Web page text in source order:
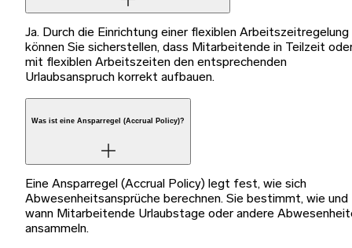
Ja. Durch die Einrichtung einer flexiblen Arbeitszeitregelung
können Sie sicherstellen, dass Mitarbeitende in Teilzeit
mit flexiblen Arbeitszeiten den entsprechenden
Urlaubsanspruch korrekt aufbauen.
Was ist eine Ansparregel (Accrual Policy)?
Eine Ansparregel (Accrual Policy) legt fest, wie sich
Abwesenheitsansprüche berechnen. Sie bestimmt, wie und
wann Mitarbeitende Urlaubstage oder andere
ansammeln.